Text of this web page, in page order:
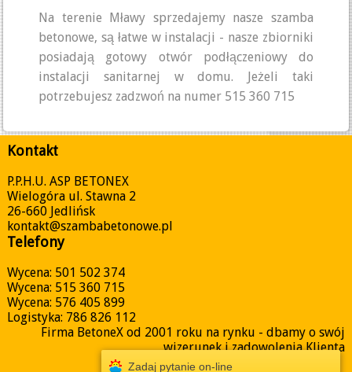
Na terenie Mławy sprzedajemy nasze szamba
betonowe, są łatwe w instalacji - nasze zbiorniki
posiadają gotowy otwór podłączeniowy do
instalacji sanitarnej w domu. Jeżeli taki
potrzebujesz zadzwoń na numer 515 360 715
Kontakt
P.P.H.U. ASP BETONEX
Wielogóra ul. Stawna 2
26-660 Jedlińsk
kontakt@szambabetonowe.pl
Telefony
Wycena: 501 502 374
Wycena: 515 360 715
Wycena: 576 405 899
Logistyka: 786 826 112
Firma BetoneX od 2001 roku na rynku - dbamy o swój
wizerunek i zadowolenia Klienta
Zadaj pytanie on-line